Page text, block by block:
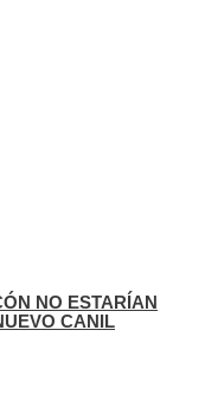
NO ESTARÍAN
CANIL